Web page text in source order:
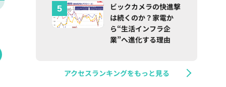
ビックカメラの快進撃
は続くのか？家電か
ら“生活インフラ企
業”へ進化する理由
アクセスランキングをもっと見る